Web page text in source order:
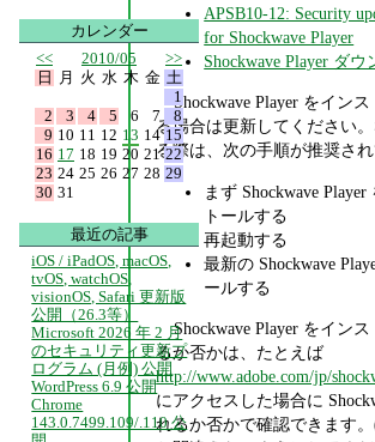
APSB10-12: Security
for Shockwave Player
Shockwave Player ダウ
Shockwave Player をイン
る場合は更新してください
る際は、次の手順が推奨され
まず Shockwave
トールする
再起動する
最新の Shockwave
ールする
Shockwave Player をイン
るか否かは、たとえば
http://www.adobe.com/jp/
にアクセスした場合に
れるか否かで確認できます。
カレンダー
<<
2010/05
>>
日
月 火 水 木 金 土
1
2
3 4 5 6 7
8
9 10 11 12 13 14 15
16 17 18 19 20 21 22
23 24 25 26 27 28 29
30 31
最近の記事
iOS / iPadOS, macOS,
tvOS, watchOS,
visionOS, Safari 更新版
公開（26.3等）
Microsoft 2026 年 2 月
のセキュリティ更新プ
ログラム (月例) 公開
WordPress 6.9 公開
Chrome
143.0.7499.109/.110 公